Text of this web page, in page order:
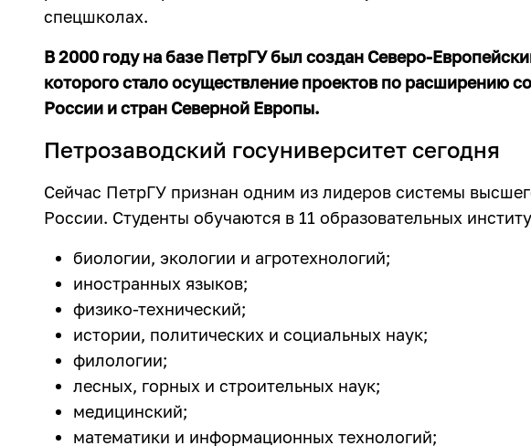
спецшколах.
В 2000 году на базе ПетрГУ был создан Северо-
которого стало осуществление проектов по расширению
России и стран Северной Европы.
Петрозаводский госуниверситет сегодня
Сейчас ПетрГУ признан одним из лидеров системы
России. Студенты обучаются в 11 образовательных
биологии, экологии и агротехнологий;
иностранных языков;
физико-технический;
истории, политических и социальных наук;
филологии;
лесных, горных и строительных наук;
медицинский;
математики и информационных технологий;